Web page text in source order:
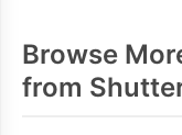
Browse
from